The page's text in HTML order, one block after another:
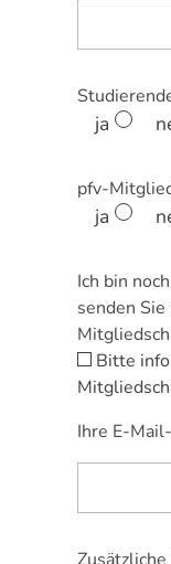
ja
pfv-
ja
Ich bin
senden
Bitte
Ihre E-